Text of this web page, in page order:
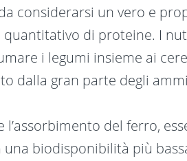
considerarsi un vero e
di proteine. I
i legumi insieme ai
dalla gran parte degli
del ferro,
biodisponibilità più